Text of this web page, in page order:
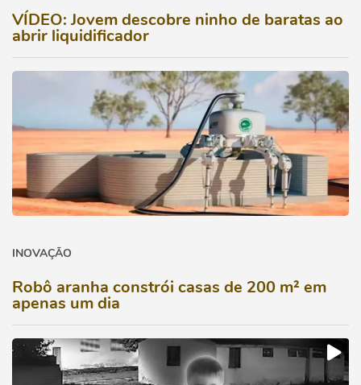
VÍDEO: Jovem descobre ninho de baratas ao
abrir liquidificador
INOVAÇÃO
Robô aranha constrói casas de 200 m² em
apenas um dia